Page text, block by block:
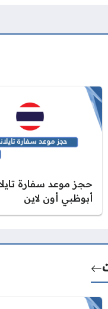
حجز موعد سفارة
أبوظبي أون لاين